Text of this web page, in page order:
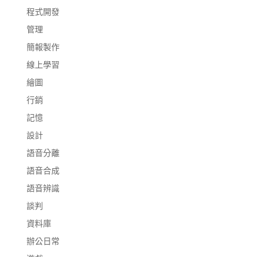
程式開發
管理
簡報製作
線上學習
繪圖
行銷
記憶
設計
語音分離
語音合成
語音辨識
談判
資料庫
辦公日常